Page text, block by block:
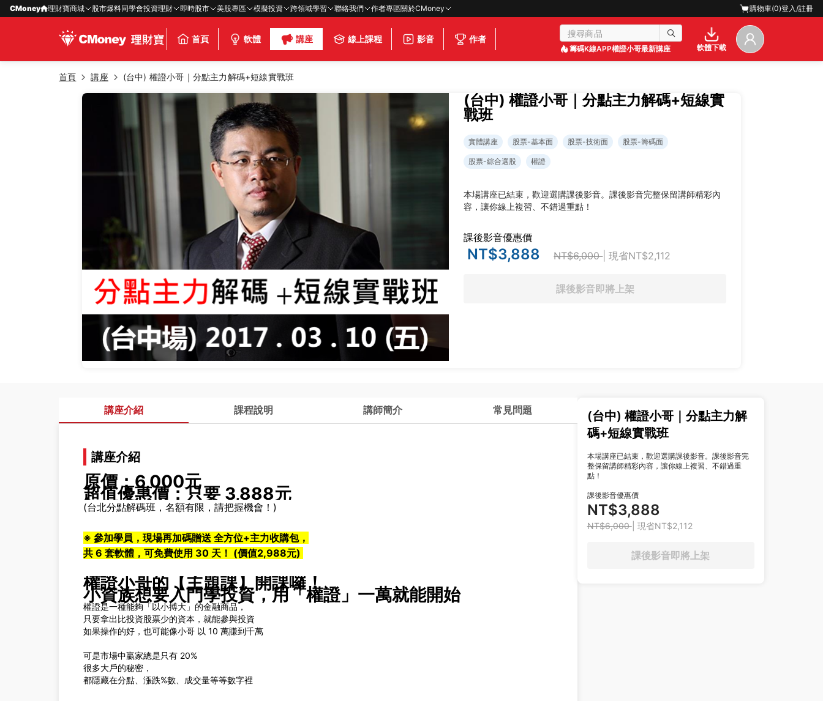
CMoney 理財寶商城 股市爆料同學會投資理財 即時股市 美股專區 模擬投資 跨領域學習 聯絡我們 作者專區關於CMoney 購物車(0)登入/註冊
首頁 軟體 講座 線上課程 影音 作者
籌碼K線APP權證小哥最新講座 軟體下載
首頁 講座 (台中) 權證小哥｜分點主力解碼+短線實戰班
(台中) 權證小哥｜分點主力解碼+短線實
戰班
實體講座 股票-基本面 股票-技術面 股票-籌碼面
股票-綜合選股 權證
本場講座已結束，歡迎選購課後影音。課後影音完整保留講師精彩內
容，讓你線上複習、不錯過重點！
課後影音優惠價
NT$3,888 NT$6,000| 現省NT$2,112
課後影音即將上架
講座介紹 課程說明 講師簡介 常見問題
講座介紹
原價：6,000元
超值優惠價：只要 3,888元
(台北分點解碼班，名額有限，請把握機會！)
※ 參加學員，現場再加碼贈送 全方位+主力收購包，
共 6 套軟體，可免費使用 30 天！ (價值2,988元)
權證小哥的【主題課】開課囉！
小資族想要入門學投資，用「權證」一萬就能開始
權證是一種能夠「以小搏大」的金融商品，
只要拿出比投資股票少的資本，就能參與投資
如果操作的好，也可能像小哥 以 10 萬賺到千萬
可是市場中贏家總是只有 20%
很多大戶的秘密，
都隱藏在分點、漲跌%數、成交量等等數字裡
(台中) 權證小哥｜分點主力解
碼+短線實戰班
本場講座已結束，歡迎選購課後影音。課後影音完
整保留講師精彩內容，讓你線上複習、不錯過重
點！
課後影音優惠價
NT$3,888
NT$6,000| 現省NT$2,112
課後影音即將上架